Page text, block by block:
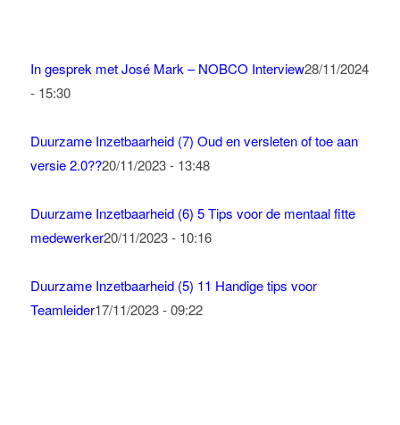
In gesprek met José Mark – NOBCO Interview28/11/2024
- 15:30
Duurzame Inzetbaarheid (7) Oud en versleten of toe aan
versie 2.0??20/11/2023 - 13:48
Duurzame Inzetbaarheid (6) 5 Tips voor de mentaal fitte
medewerker20/11/2023 - 10:16
Duurzame Inzetbaarheid (5) 11 Handige tips voor
Teamleider17/11/2023 - 09:22